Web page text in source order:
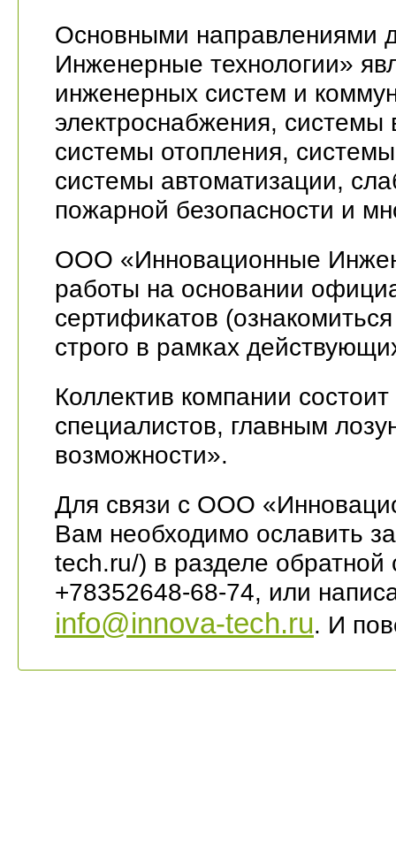
Основными направлениями
Инженерные технологии»
инженерных систем и
электроснабжения,
системы отопления,
системы автоматизации,
пожарной безопасности и
ООО «Инновационные
работы на основании
сертификатов
строго в рамках
Коллектив компании
специалистов, главным
возможности».
Для связи с ООО
Вам необходимо ославить
tech.ru/) в разделе
+78352648-68-74, или
info@innova-tech.ru. И